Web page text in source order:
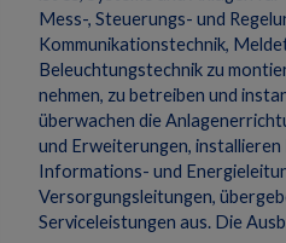
Mess-, Steuerungs- und
Kommunikationstechnik,
Beleuchtungstechnik zu
nehmen, zu betreiben und
überwachen die
und Erweiterungen,
Informations- und
Versorgungsleitungen,
Serviceleistungen aus. Die